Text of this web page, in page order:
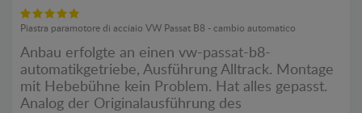
Piastra paramotore di acciaio VW Passat B8 - cambio automatico
Anbau erfolgte an einen vw-passat-b8-
automatikgetriebe, Ausführung Alltrack. Montage
mit Hebebühne kein Problem. Hat alles gepasst.
Analog der Originalausführung des